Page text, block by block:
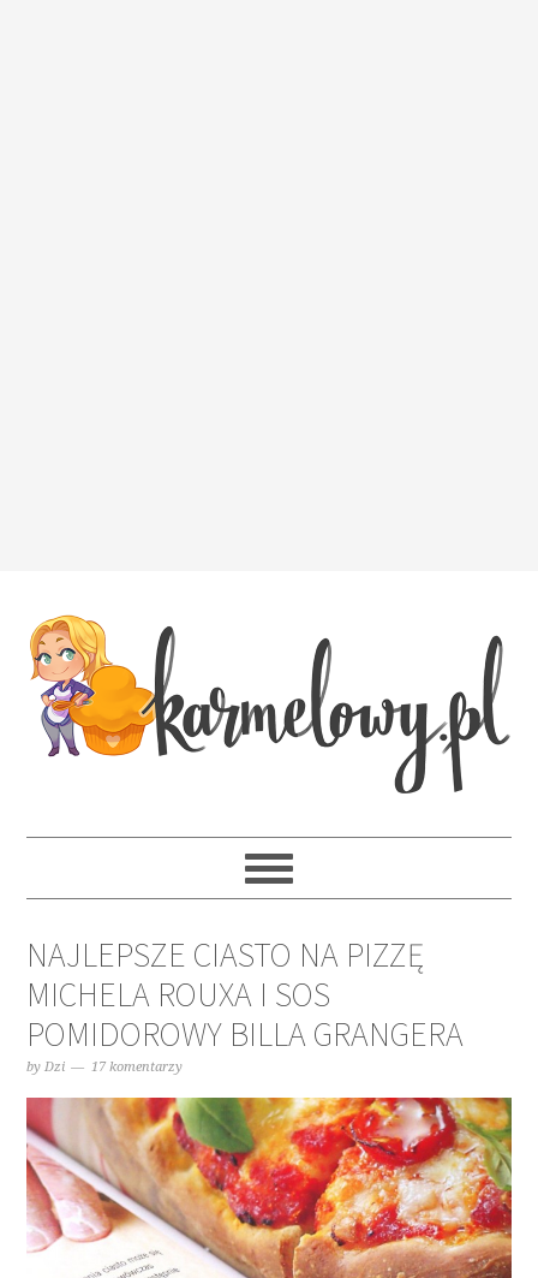
NAJLEPSZE CIASTO NA PIZZĘ
MICHELA ROUXA I SOS
POMIDOROWY BILLA GRANGERA
byDzi 17 komentarzy